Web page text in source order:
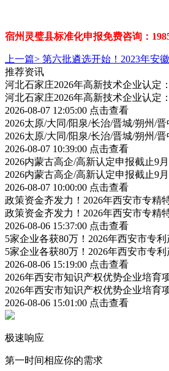
宿州灵璧县标准化申报免费咨询：
上一篇> 第六批遴选开始！2023年安
推荐资讯
河北石家庄2026年高新技术企业认定
河北石家庄2026年高新技术企业认定
2026-08-07 12:05:00 点击查看
2026太原/大同/阳泉/长治/晋城/朔州/
2026太原/大同/阳泉/长治/晋城/朔州/
2026-08-07 10:39:00 点击查看
2026内蒙古高企/高新认定申报截止9
2026内蒙古高企/高新认定申报截止9
2026-08-07 10:00:00 点击查看
政策资金齐发力！2026年西安市专精
政策资金齐发力！2026年西安市专精
2026-08-06 15:37:00 点击查看
5家企业各获80万！2026年西安市专
5家企业各获80万！2026年西安市专
2026-08-06 15:19:00 点击查看
2026年西安市知识产权优势企业培
2026年西安市知识产权优势企业培
2026-08-06 15:01:00 点击查看
极速响应
第一时间相应你的需求